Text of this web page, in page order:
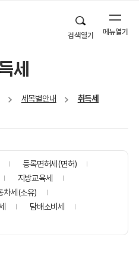
검색열기 메뉴열기
세
세목별안내 취득세
등록면허세(면허)
지방교육세
차세(소유)
담배소비세